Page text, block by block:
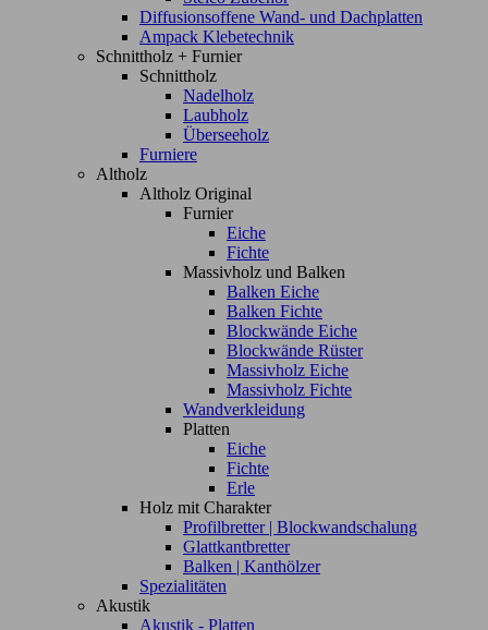
Diffusionsoffene Wand- und Dachplatten
Ampack Klebetechnik
Schnittholz + Furnier
Schnittholz
Nadelholz
Laubholz
Überseeholz
Furniere
Altholz
Altholz Original
Furnier
Eiche
Fichte
Massivholz und Balken
Balken Eiche
Balken Fichte
Blockwände Eiche
Blockwände Rüster
Massivholz Eiche
Massivholz Fichte
Wandverkleidung
Platten
Eiche
Fichte
Erle
Holz mit Charakter
Profilbretter | Blockwandschalung
Glattkantbretter
Balken | Kanthölzer
Spezialitäten
Akustik
Akustik - Platten